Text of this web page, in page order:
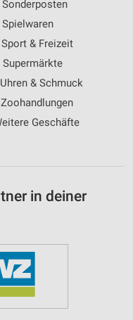
Sonderposten
Spielwaren
Sport & Freizeit
Supermärkte
Uhren & Schmuck
Zoohandlungen
Geschäfte
in deiner